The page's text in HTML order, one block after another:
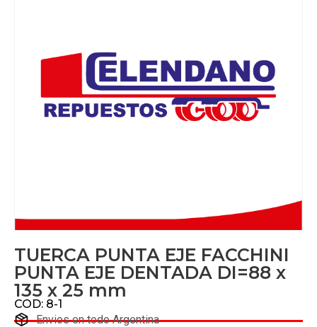
TUERCA PUNTA EJE FACCHINI
PUNTA EJE DENTADA DI=88 x
135 x 25 mm
COD: 8-1
Envios en todo Argentina